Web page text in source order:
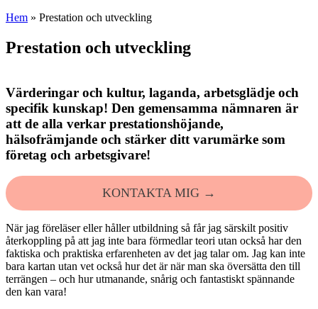
Hem » Prestation och utveckling
Prestation och utveckling
Värderingar och kultur, laganda, arbetsglädje och
specifik kunskap! Den gemensamma nämnaren är
att de alla verkar prestationshöjande,
hälsofrämjande och stärker ditt varumärke som
företag och arbetsgivare!
KONTAKTA MIG →
När jag föreläser eller håller utbildning så får jag särskilt positiv
återkoppling på att jag inte bara förmedlar teori utan också har den
faktiska och praktiska erfarenheten av det jag talar om. Jag kan inte
bara kartan utan vet också hur det är när man ska översätta den till
terrängen – och hur utmanande, snårig och fantastiskt spännande
den kan vara!